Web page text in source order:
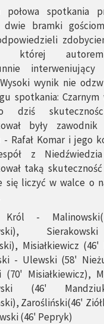
połowa spotkania
dwie bramki
której
interweniujący
wynik nie
spotkania: Czarnym
dziś
były zawodnik
- Rafał Komar i jego
z
taką
się liczyć w walce o
Król -
Misiałkiewicz
- Ulewski (58'
(70' Misiałkiewicz),
(46'
Zarośliński(46'
(46' Pepryk)